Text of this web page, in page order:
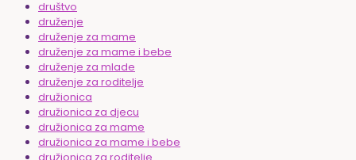
društvo
druženje
druženje za mame
druženje za mame i bebe
druženje za mlade
druženje za roditelje
družionica
družionica za djecu
družionica za mame
družionica za mame i bebe